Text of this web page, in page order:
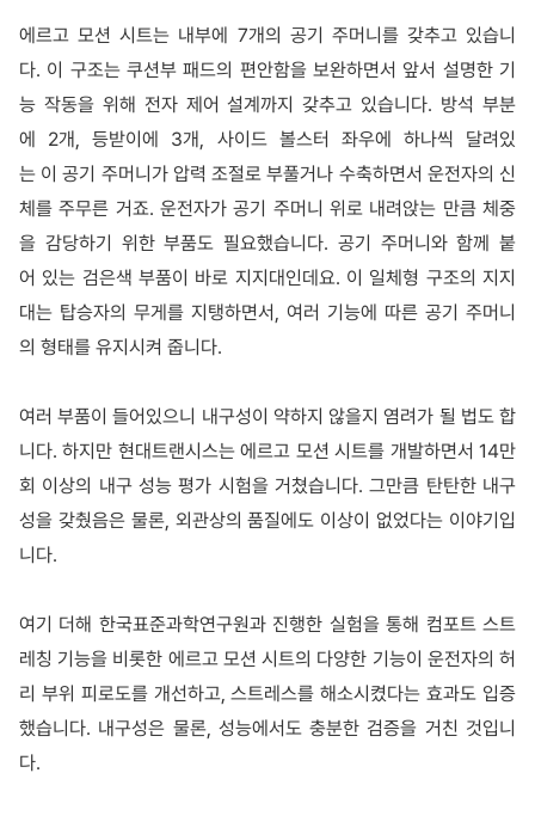
에르고 모션 시트는 내부에 7개의 공기 주머니를 갖추고 있습니
다. 이 구조는 쿠션부 패드의 편안함을 보완하면서 앞서 설명한 기
능 작동을 위해 전자 제어 설계까지 갖추고 있습니다. 방석 부분
에 2개, 등받이에 3개, 사이드 볼스터 좌우에 하나씩 달려있
는 이 공기 주머니가 압력 조절로 부풀거나 수축하면서 운전자의 신
체를 주무른 거죠. 운전자가 공기 주머니 위로 내려앉는 만큼 체중
을 감당하기 위한 부품도 필요했습니다. 공기 주머니와 함께 붙
어 있는 검은색 부품이 바로 지지대인데요. 이 일체형 구조의 지지
대는 탑승자의 무게를 지탱하면서, 여러 기능에 따른 공기 주머니
의 형태를 유지시켜 줍니다.
여러 부품이 들어있으니 내구성이 약하지 않을지 염려가 될 법도 합
니다. 하지만 현대트랜시스는 에르고 모션 시트를 개발하면서 14만
회 이상의 내구 성능 평가 시험을 거쳤습니다. 그만큼 탄탄한 내구
성을 갖췄음은 물론, 외관상의 품질에도 이상이 없었다는 이야기입
니다.
여기 더해 한국표준과학연구원과 진행한 실험을 통해 컴포트 스트
레칭 기능을 비롯한 에르고 모션 시트의 다양한 기능이 운전자의 허
리 부위 피로도를 개선하고, 스트레스를 해소시켰다는 효과도 입증
했습니다. 내구성은 물론, 성능에서도 충분한 검증을 거친 것입니
다.